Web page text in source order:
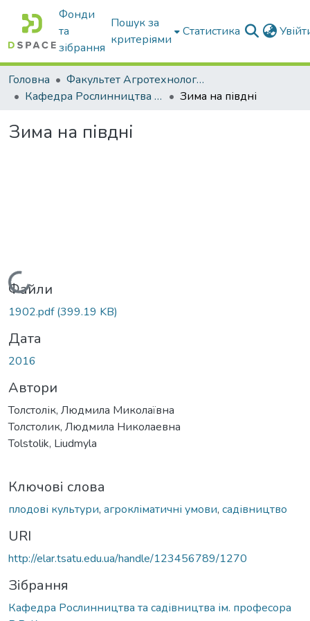
Фонди
та
зібрання
Пошук за
критеріями
Статистика
Головна
Факультет Агротехнологій та екології
Кафедра Рослинництва та садівництва ім. професора В.В. Калитки
Зима на півдні
Зима на півдні
Вантажиться...
Файли
1902.pdf(399.19 KB)
Дата
2016
Автори
Толстолік, Людмила Миколаївна
Толстолик, Людмила Николаевна
Tolstolik, Liudmyla
Ключові слова
плодові культури, агрокліматичні умови, садівництво
URI
http://elar.tsatu.edu.ua/handle/123456789/1270
Зібрання
Кафедра Рослинництва та садівництва ім. професора